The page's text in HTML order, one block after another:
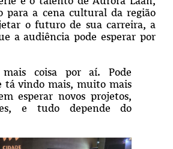
para a cena cultural da região
o futuro de sua carreira, a
a audiência pode esperar por
coisa por aí. Pode
tá vindo mais, muito mais
esperar novos projetos,
e tudo depende do